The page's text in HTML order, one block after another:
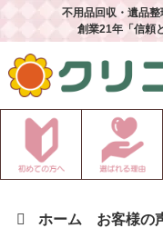
不用品回収・遺品
創業21年「信頼
ホーム お客様の